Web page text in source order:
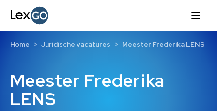
Meester Frederika
LENS
Home Juridische vacatures Meester Frederika LENS